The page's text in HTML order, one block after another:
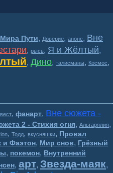
Пути, Доверие, анонс, Вне
, рысь, Я и Жёлтый,
, Дино, талисманы, Космос,
, фанарт, Вне сюжета -
2 - Стихия огня, Альтарялия,
, Тодд, вкусняшки, Провал
и Фаэтон, Мир снов, Грёзный
, покемон, Внутренний
, арт, Звезда-маяк,